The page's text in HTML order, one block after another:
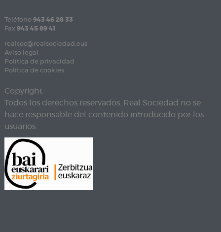
Teléfono 943 46 28 33
Fax 943 45 89 41
realsoc@realsociedad.eus
Aviso legal
Política de privacidad
Política de cookies
Copyright
Todos los derechos reservados. Real Sociedad no se
hace responsable del contenido introducido por los
usuarios.